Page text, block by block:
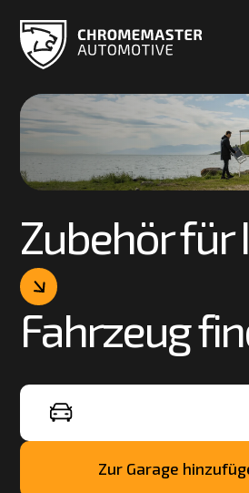
Zubehör für
Fahrzeug
Zur Garage